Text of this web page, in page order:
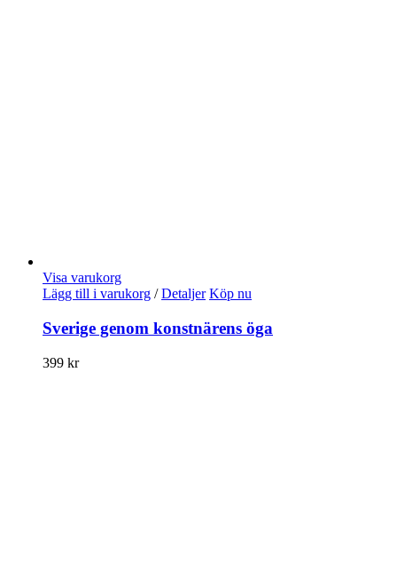
Visa varukorg
Lägg till i varukorg / Detaljer Köp nu
Sverige genom konstnärens öga
399 kr